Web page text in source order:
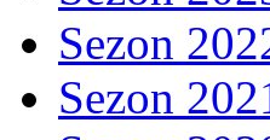
Sezon
Sezon